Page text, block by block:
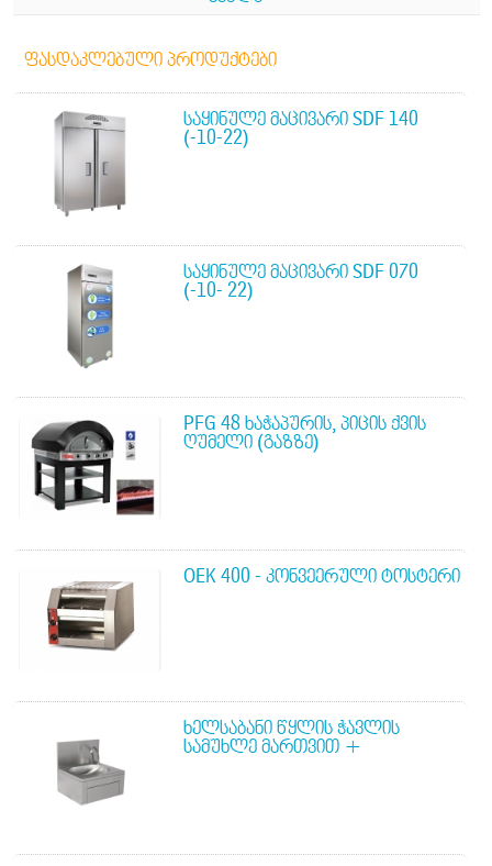
ᲤᲐᲡᲓᲐᲙᲚᲔᲑᲣᲚᲘ ᲞᲠᲝᲓᲣᲥᲢᲔᲑᲘ
ᲡᲐᲧᲘᲜᲣᲚᲔ ᲛᲐᲪᲘᲕᲐᲠᲘ SDF 140
(-10-22)
ᲡᲐᲧᲘᲜᲣᲚᲔ ᲛᲐᲪᲘᲕᲐᲠᲘ SDF 070
(-10- 22)
PFG 48 ᲮᲐᲭᲐᲞᲣᲠᲘᲡ, ᲞᲘᲪᲘᲡ ᲥᲕᲘᲡ
ᲦᲣᲛᲔᲚᲘ (ᲒᲐᲖᲖᲔ)
OEK 400 - ᲙᲝᲜᲕᲔᲔᲠᲣᲚᲘ ᲢᲝᲡᲢᲔᲠᲘ
ᲮᲔᲚᲡᲐᲑᲐᲜᲘ ᲬᲧᲚᲘᲡ ᲭᲐᲕᲚᲘᲡ
ᲡᲐᲛᲣᲮᲚᲔ ᲛᲐᲠᲗᲕᲘᲗ +